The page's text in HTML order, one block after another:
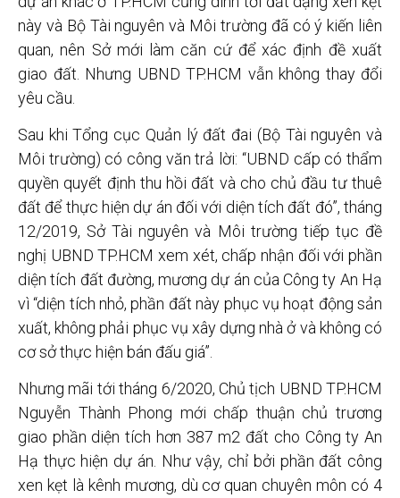
này và Bộ Tài nguyên và Môi trường đã có ý kiến liên
quan, nên Sở mới làm căn cứ để xác định đề xuất
giao đất. Nhưng UBND TP.HCM vẫn không thay đổi
yêu cầu.
Sau khi Tổng cục Quản lý đất đai (Bộ Tài nguyên và
Môi trường) có công văn trả lời: “UBND cấp có thẩm
quyền quyết định thu hồi đất và cho chủ đầu tư thuê
đất để thực hiện dự án đối với diện tích đất đó”, tháng
12/2019, Sở Tài nguyên và Môi trường tiếp tục đề
nghị UBND TP.HCM xem xét, chấp nhận đối với phần
diện tích đất đường, mương dự án của Công ty An Hạ
vì “diện tích nhỏ, phần đất này phục vụ hoạt động sản
xuất, không phải phục vụ xây dựng nhà ở và không có
cơ sở thực hiện bán đấu giá”.
Nhưng mãi tới tháng 6/2020, Chủ tịch UBND TP.HCM
Nguyễn Thành Phong mới chấp thuận chủ trương
giao phần diện tích hơn 387 m2 đất cho Công ty An
Hạ thực hiện dự án. Như vậy, chỉ bởi phần đất công
xen kẹt là kênh mương, dù cơ quan chuyên môn có 4